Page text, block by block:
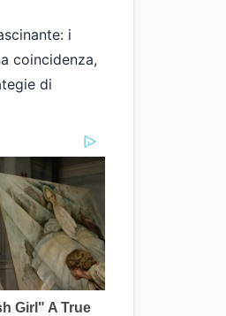
i
coincidenza,
di